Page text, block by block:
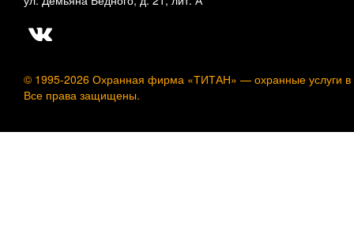
© 1995-2026 Охранная фирма «ТИТАН» — охранные услуги
Все права защищены.